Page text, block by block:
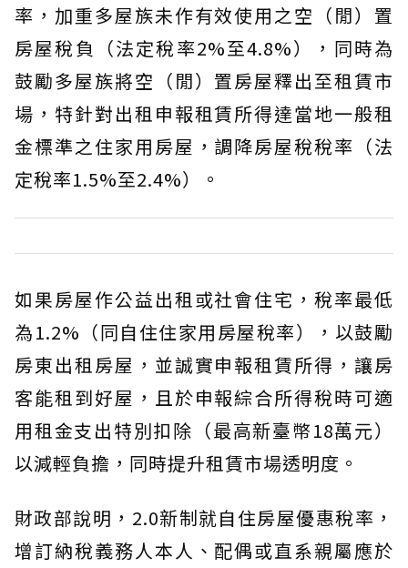
率，加重多屋族未作有效使用之空（閒）置
房屋稅負（法定稅率2%至4.8%），同時為
鼓勵多屋族將空（閒）置房屋釋出至租賃市
場，特針對出租申報租賃所得達當地一般租
金標準之住家用房屋，調降房屋稅稅率（法
定稅率1.5%至2.4%）。
如果房屋作公益出租或社會住宅，稅率最低
為1.2%（同自住住家用房屋稅率），以鼓勵
房東出租房屋，並誠實申報租賃所得，讓房
客能租到好屋，且於申報綜合所得稅時可適
用租金支出特別扣除（最高新臺幣18萬元）
以減輕負擔，同時提升租賃市場透明度。
財政部說明，2.0新制就自住房屋優惠稅率，
增訂納稅義務人本人、配偶或直系親屬應於